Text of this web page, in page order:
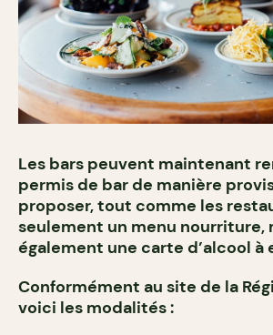
Les bars peuvent maintenant
permis de bar de manière
proposer, tout comme les
seulement un menu nourriture,
également une carte d’alcool à
Conformément au site de la
voici les modalités :